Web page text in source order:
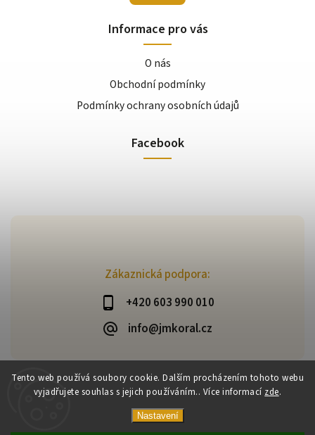
Tento web používá soubory cookie. Dalším procházením tohoto webu
vyjadřujete souhlas s jejich používáním.. Více informací zde.
Nastavení
Zákaznická podpora:
+420 603 990 010
info@jmkoral.cz
Informace pro vás
O nás
Obchodní podmínky
Podmínky ochrany osobních údajů
Facebook
Copyright 2026ESHOP JM KORAL. Všechna práva vyhrazena.
VytvořilShoptet| Design